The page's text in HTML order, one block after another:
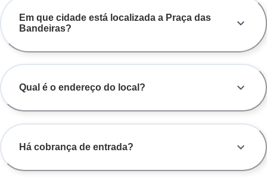
Em que cidade está localizada a Praça das
Bandeiras?
Qual é o endereço do local?
Há cobrança de entrada?